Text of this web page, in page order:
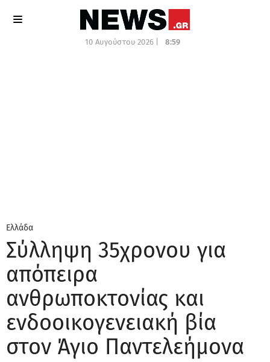
10 Αυγούστου 2026 | 8:59
Ελλάδα
Σύλληψη 35χρονου για
απόπειρα
ανθρωποκτονίας και
ενδοοικογενειακή βία
στον Άγιο Παντελεήμονα